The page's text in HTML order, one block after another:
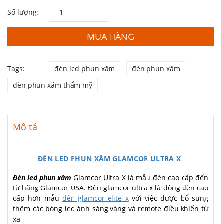
Số lượng:
MUA HÀNG
Tags: đèn led phun xăm
đèn phun xăm
đèn phun xăm thẩm mỹ
Mô tả
ĐÈN LED PHUN XĂM GLAMCOR ULTRA X
Đèn led phun xăm Glamcor Ultra X là mẫu đèn cao cấp đến
từ hãng Glamcor USA. Đèn glamcor ultra x là dòng đèn cao
cấp hơn mẫu đèn glamcor elite xvới việc được bổ sung
thêm các bóng led ánh sáng vàng và remote điều khiển từ
xa